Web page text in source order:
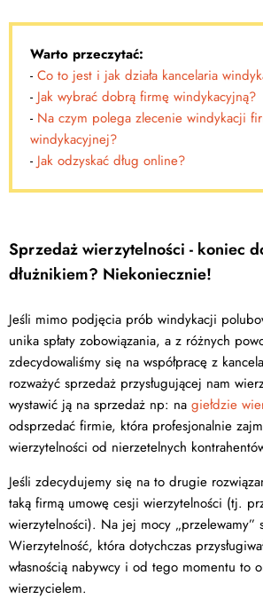
Warto przeczytać:
- Co to jest i jak działa kancelaria
- Jak wybrać dobrą firmę windykacyjną?
- Na czym polega zlecenie windykacji
windykacyjnej?
- Jak odzyskać dług online?
Sprzedaż wierzytelności - koniec
dłużnikiem? Niekoniecznie!
Jeśli mimo podjęcia prób windykacji
unika spłaty zobowiązania, a z różnych
zdecydowaliśmy się na współpracę z
rozważyć sprzedaż przysługującej nam
wystawić ją na sprzedaż np: na giełdzie
odsprzedać firmie, która profesjonalnie
wierzytelności od nierzetelnych
Jeśli zdecydujemy się na to drugie
taką firmą umowę cesji wierzytelności (tj.
wierzytelności). Na jej mocy „przelewamy”
Wierzytelność, która dotychczas
własnością nabywcy i od tego momentu to
wierzycielem.